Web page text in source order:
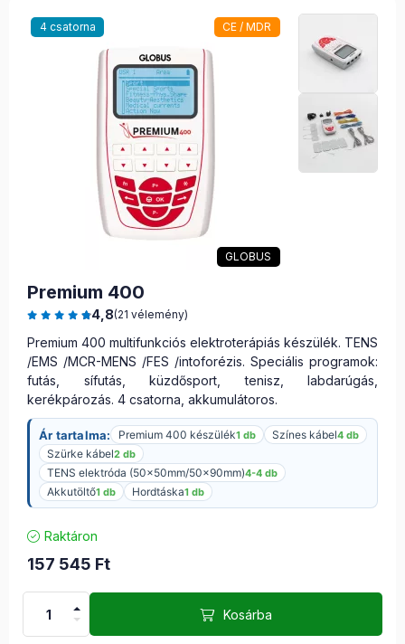
4 csatorna CE / MDR
GLOBUS
Premium 400
4,8(21 vélemény)
Premium 400 multifunkciós elektroterápiás készülék. TENS
/EMS /MCR-MENS /FES /intoforézis. Speciális programok:
futás, sífutás, küzdősport, tenisz, labdarúgás,
kerékpározás. 4 csatorna, akkumulátoros.
Ár tartalma: Premium 400 készülék1 db Színes kábel4 db
Szürke kábel2 db
TENS elektróda (50x50mm/50x90mm)4-4 db
Akkutöltő1 db Hordtáska1 db
Raktáron
157 545 Ft
Kosárba